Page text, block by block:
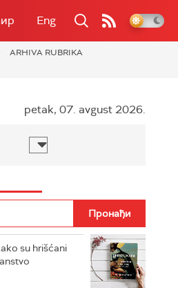
Eng
ARHIVA RUBRIKA
petak, 07. avgust 2026.
su hrišćani